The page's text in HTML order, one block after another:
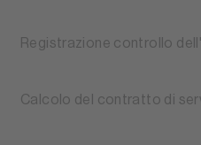
Registrazione controllo
Calcolo del contratto di